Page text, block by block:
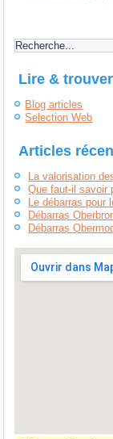
Lire & trouver
Blog articles
Selection Web
Articles
La valorisation
Que faut-il savoir
Le débarras pour
Débarras
Débarras